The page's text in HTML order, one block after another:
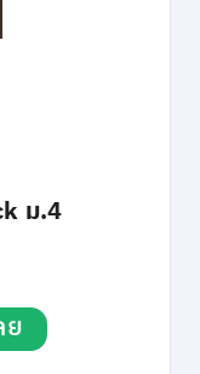
ม.4
ย